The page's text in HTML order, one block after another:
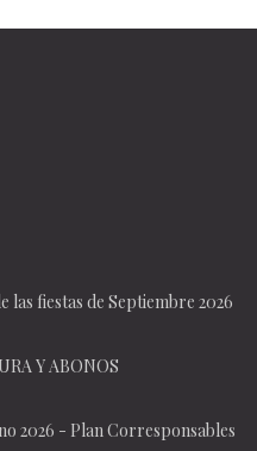
fiestas de Septiembre 2026
Y ABONOS
2026 - Plan Corresponsables